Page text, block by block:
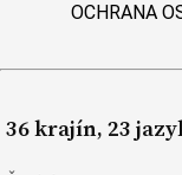
OCHRANA
36 krajín, 23